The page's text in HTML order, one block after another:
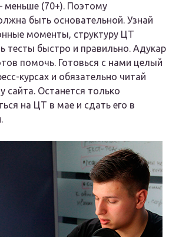
(70+). Поэтому
быть основательной. Узнай
моменты, структуру ЦТ
тесты быстро и правильно. Адукар
помочь. Готовься с нами целый
курсах и обязательно читай
сайта. Останется только
на ЦТ в мае и сдать его в